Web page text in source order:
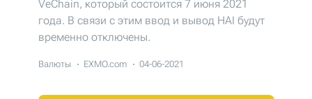
VeChain, который состоится 7 июня 2021
года. В связи с этим ввод и вывод HAI будут
временно отключены.
Валюты EXMO.com 04-06-2021